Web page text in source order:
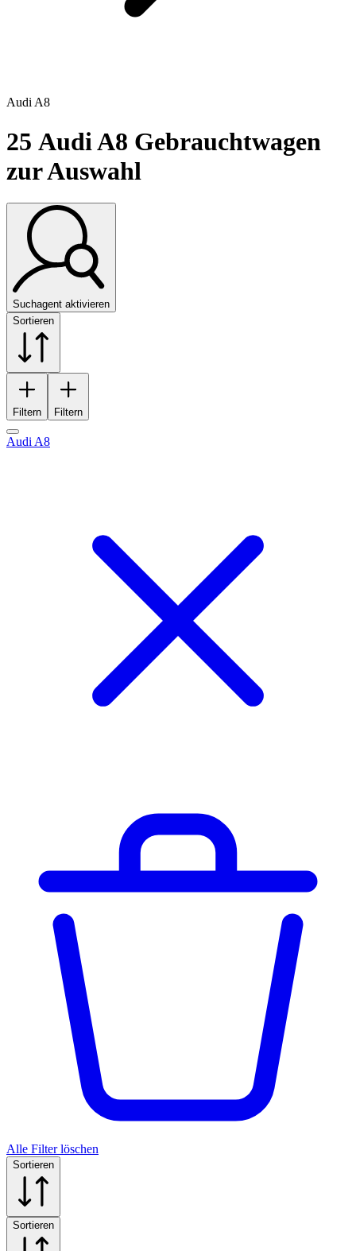
Audi A8
25 Audi A8 Gebrauchtwagen
zur Auswahl
Suchagent aktivieren
Sortieren
Filtern Filtern
Audi A8
Alle Filter löschen
Sortieren
Sortieren